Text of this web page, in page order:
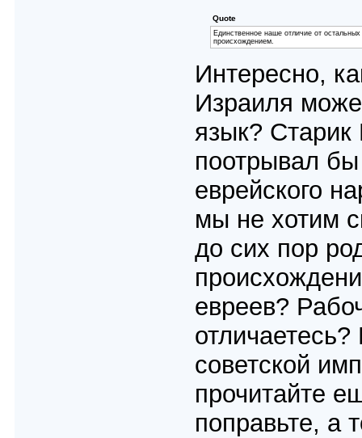
Quote
Единственное наше отличие от
происхождением.
Интересно,
Израиля
язык?
поотрывал
еврейского
мы не хотим
до сих пор
евреев?
советской
прочитайте
поправьте, а